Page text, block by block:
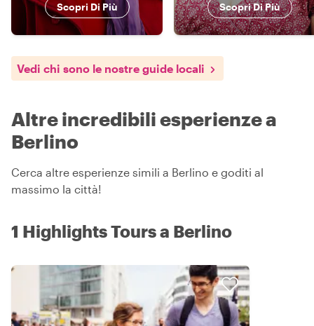
Scopri Di Più Scopri Di Più
Vedi chi sono le nostre guide locali
Altre incredibili esperienze a
Berlino
Cerca altre esperienze simili a Berlino e goditi al
massimo la città!
1 Highlights Tours a Berlino